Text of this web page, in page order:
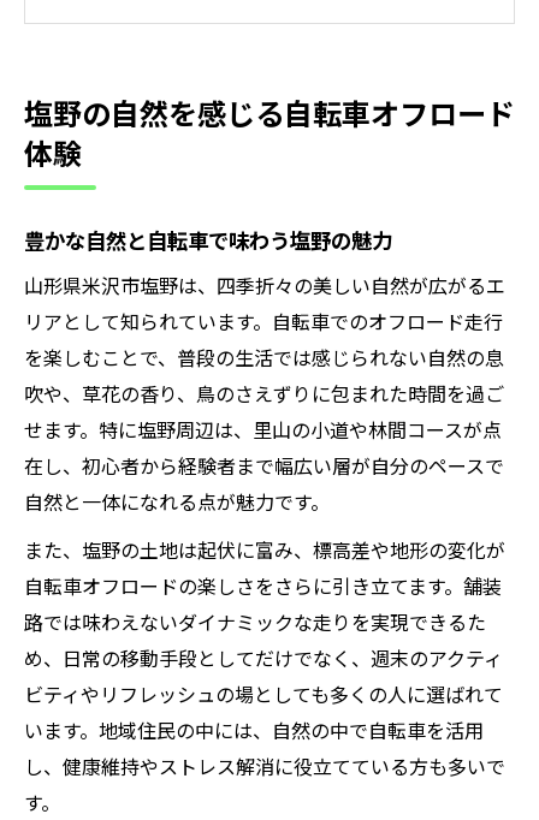
しみ方
自転車で楽しむ米沢市塩野ならではの魅力
自転車で巡る塩野の隠れた絶景スポット
地元ならではの自転車体験と発見の連続
塩野の魅力を自転車で味わい尽くす方法
季節ごとに変化する自転車コースの楽しみ
自転車が導く塩野の暮らしと自然の調和
験
塩野の地形に合う自転車オフロード準備術
安全に楽しむための自転車選びとポイント
自転車で挑む塩野オフロードの基礎知識
トラブルを防ぐ塩野自転車オフロード対策
快適な自転車走行へ塩野周辺地形の活かし方
塩野の自然を感じる自転車オフロード
体験
豊かな自然と自転車で味わう塩野の魅力
山形県米沢市塩野は、四季折々の美しい自然が広がるエ
リアとして知られています。自転車でのオフロード走行
を楽しむことで、普段の生活では感じられない自然の息
吹や、草花の香り、鳥のさえずりに包まれた時間を過ご
せます。特に塩野周辺は、里山の小道や林間コースが点
在し、初心者から経験者まで幅広い層が自分のペースで
自然と一体になれる点が魅力です。
また、塩野の土地は起伏に富み、標高差や地形の変化が
自転車オフロードの楽しさをさらに引き立てます。舗装
路では味わえないダイナミックな走りを実現できるた
め、日常の移動手段としてだけでなく、週末のアクティ
ビティやリフレッシュの場としても多くの人に選ばれて
います。地域住民の中には、自然の中で自転車を活用
し、健康維持やストレス解消に役立てている方も多いで
す。